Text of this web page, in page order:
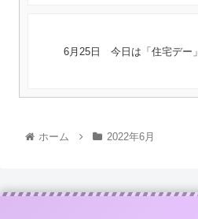
6月25日 今日は「住宅デー」
ホーム 2022年6月